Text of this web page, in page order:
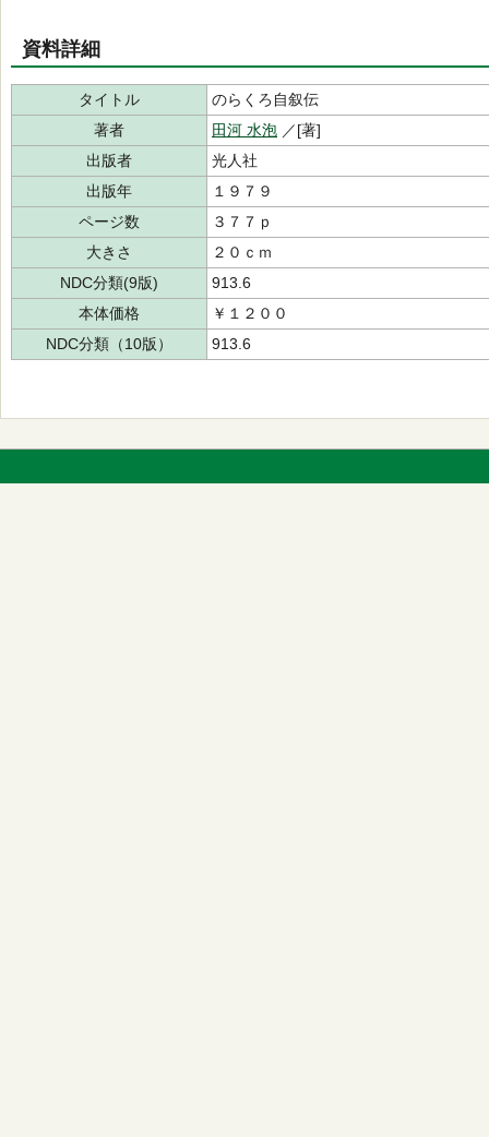
資料詳細
タイトル
のらくろ自叙伝
著者
田河 水泡 ／[著]
出版者
光人社
出版年
１９７９
ページ数
３７７ｐ
大きさ
２０ｃｍ
NDC分類(9版)
913.6
本体価格
￥１２００
NDC分類（10版）
913.6